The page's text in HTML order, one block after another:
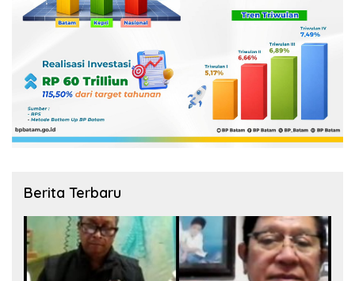
Berita Terbaru